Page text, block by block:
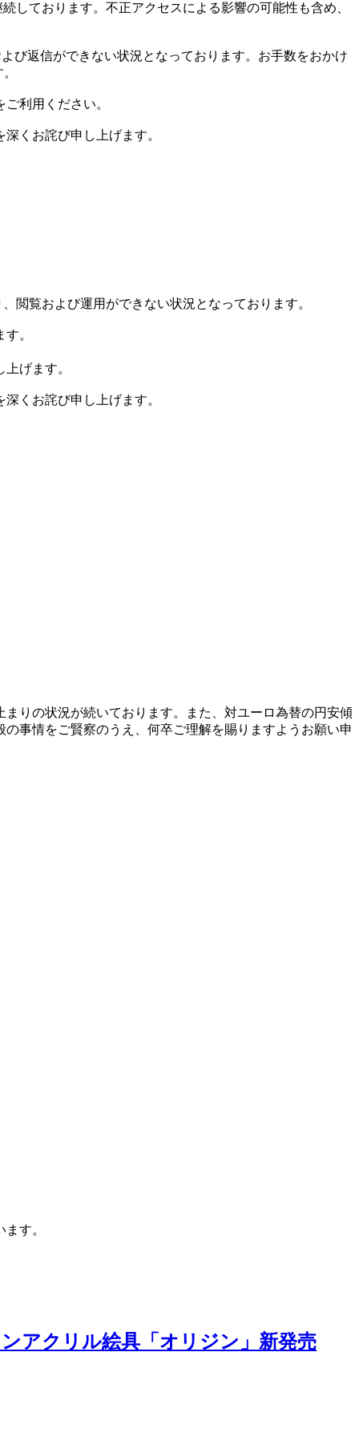
しております。不正アクセスによる影響の可能性も含め、
び返信ができない状況となっております。お手数をおかけ
利用ください。
くお詫び申し上げます。
閲覧および運用ができない状況となっております。
。
げます。
くお詫び申し上げます。
りの状況が続いております。また、対ユーロ為替の円安傾
事情をご賢察のうえ、何卒ご理解を賜りますようお願い申
す。
アクリル絵具「オリジン」新発売